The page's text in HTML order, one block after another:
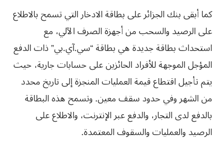
كما أبقى بنك الجزائر على بطاقة الادخار التي تسمح بالاطلاع
على الرصيد والسحب من أجهزة الصرف الآلي، مع
استحداث بطاقة جديدة هي بطاقة “سي.آي.بي” ذات الدفع
المؤجل الموجهة للأفراد الحائزين على حسابات جارية، حيث
يتم تأجيل اقتطاع قيمة العمليات المنجزة إلى تاريخ محدد
من الشهر وفي حدود سقف معين. وتسمح هذه البطاقة
بالدفع لدى التجار، والدفع عبر الإنترنت، والاطلاع على
الرصيد والعمليات والسقوف المعتمدة.